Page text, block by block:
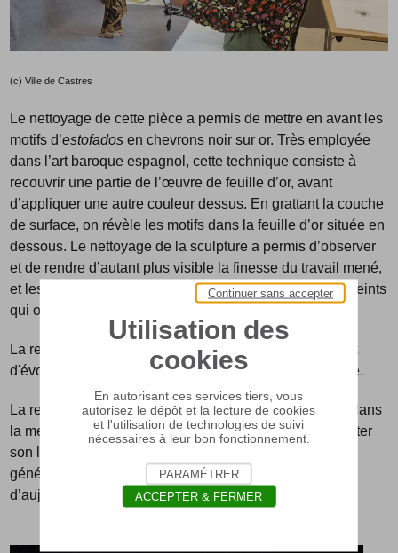
(c) Ville de Castres
Le nettoyage de cette pièce a permis de mettre en avant les
motifs d’estofadosen chevrons noir sur or. Très employée
dans l’art baroque espagnol, cette technique consiste à
recouvrir une partie de l’œuvre de feuille d’or, avant
d’appliquer une autre couleur dessus. En grattant la couche
de surface, on révèle les motifs dans la feuille d’or située en
dessous. Le nettoyage de la sculpture a permis d’observer
et de rendre d’autant plus visible la finesse du travail mené,
et les motifs poinçonnés , rehaussés de motifs floraux peints
qui ornent la robe autour du personnage.
La restauration effectuée doit être réversible dans le but
d'évoluer avec les découvertes qui se feront sur l’œuvre.
La restauration d’une telle œuvre permet de lui rendre dans
la mesure du possible son aspect original, de documenter
son l’histoire dans un objectif de conservation pour les
générations futures et afin de l’exposer aux visiteurs
d’aujourd’hui dans les meilleures conditions.
Utilisation des
cookies
En autorisant ces services tiers, vous
autorisez le dépôt et la lecture de cookies
et l'utilisation de technologies de suivi
nécessaires à leur bon fonctionnement.
Continuer sans accepter
PARAMÉTRER
ACCEPTER & FERMER